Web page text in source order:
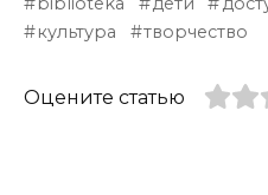
культура
творчество
Оцените статью